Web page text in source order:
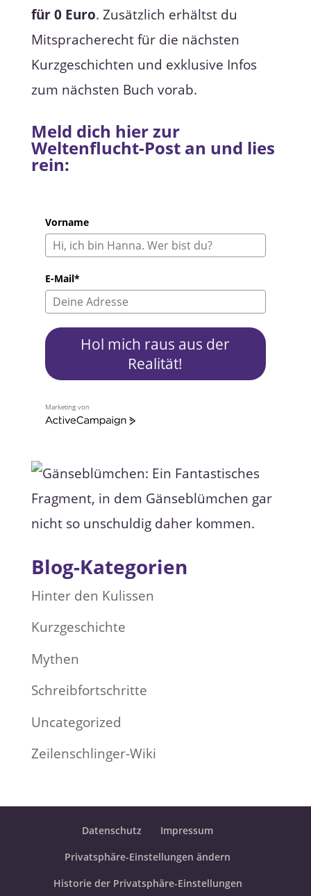
für 0 Euro. Zusätzlich erhältst du
Mitspracherecht für die nächsten
Kurzgeschichten und exklusive Infos
zum nächsten Buch vorab.
Meld dich hier zur
Weltenflucht-Post an und lies
rein:
Vorname
E-Mail*
Hol mich raus aus der
Realität!
Marketing von
A
e
a
p
Blog-Kategorien
Hinter den Kulissen
Kurzgeschichte
Mythen
Schreibfortschritte
Uncategorized
Zeilenschlinger-Wiki
Datenschutz
Impressum
Privatsphäre-Einstellungen ändern
Historie der Privatsphäre-Einstellungen